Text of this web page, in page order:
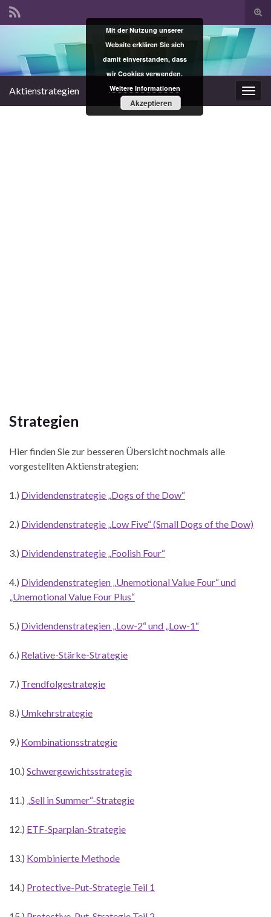
Search for:
Aktienstrategien
Strategien
Hier finden Sie zur besseren Übersicht nochmals alle
vorgestellten Aktienstrategien:
1.) Dividendenstrategie „Dogs of the Dow“
2.) Dividendenstrategie „Low Five“ (Small Dogs of the Dow)
3.) Dividendenstrategie „Foolish Four“
4.) Dividendenstrategien „Unemotional Value Four“ und
„Unemotional Value Four Plus“
5.) Dividendenstrategien „Low-2“ und „Low-1“
6.) Relative-Stärke-Strategie
7.) Trendfolgestrategie
8.) Umkehrstrategie
9.) Kombinationsstrategie
10.) Schwergewichtsstrategie
11.) „Sell in Summer“-Strategie
12.) ETF-Sparplan-Strategie
13.) Kombinierte Methode
14.) Protective-Put-Strategie Teil 1
Mit der Nutzung unserer
Website erklären Sie sich
damit einverstanden, dass
wir Cookies verwenden.
Weitere Informationen
Akzeptieren